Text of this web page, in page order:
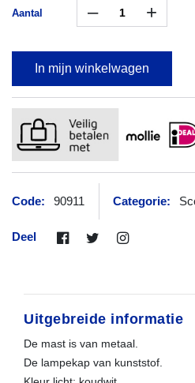
Aantal – +
In mijn winkelwagen
Code: 90911 Categorie:
Deel
Uitgebreide informatie
De mast is van metaal.
De lampekap van kunststof.